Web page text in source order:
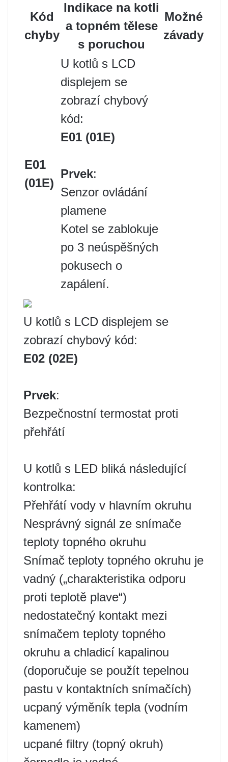
Kód
chyby
Indikace na kotli
a topném tělese
s poruchou
Možné
závady
E01
(01E)
U kotlů s LCD
displejem se
zobrazí chybový
kód:
E01 (01E)
Prvek:
Senzor ovládání
plamene
Kotel se zablokuje
po 3 neúspěšných
pokusech o
zapálení.
U kotlů s LCD displejem se
zobrazí chybový kód:
E02 (02E)
Prvek:
Bezpečnostní termostat proti
přehřátí
U kotlů s LED bliká následující
kontrolka:
Přehřátí vody v hlavním okruhu
Nesprávný signál ze snímače
teploty topného okruhu
Snímač teploty topného okruhu je
vadný („charakteristika odporu
proti teplotě plave“)
nedostatečný kontakt mezi
snímačem teploty topného
okruhu a chladicí kapalinou
(doporučuje se použít tepelnou
pastu v kontaktních snímačích)
ucpaný výměník tepla (vodním
kamenem)
ucpané filtry (topný okruh)